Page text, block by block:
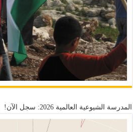
المدرسة الشيوعية العالمية 2026: سجل الآن!